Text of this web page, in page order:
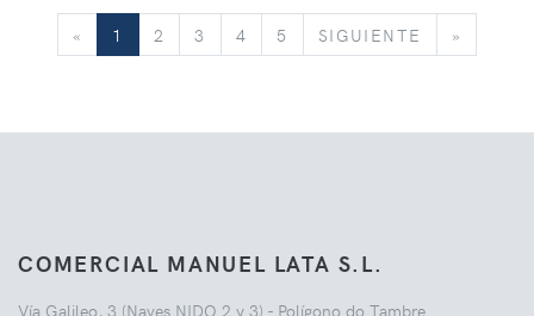
« 1 2 3 4 5 SIGUIENTE SIGUIENTE
»
COMERCIAL MANUEL LATA S.L.
Vía Galileo, 3 (Naves NIDO 2 y 3) - Polígono do Tambre